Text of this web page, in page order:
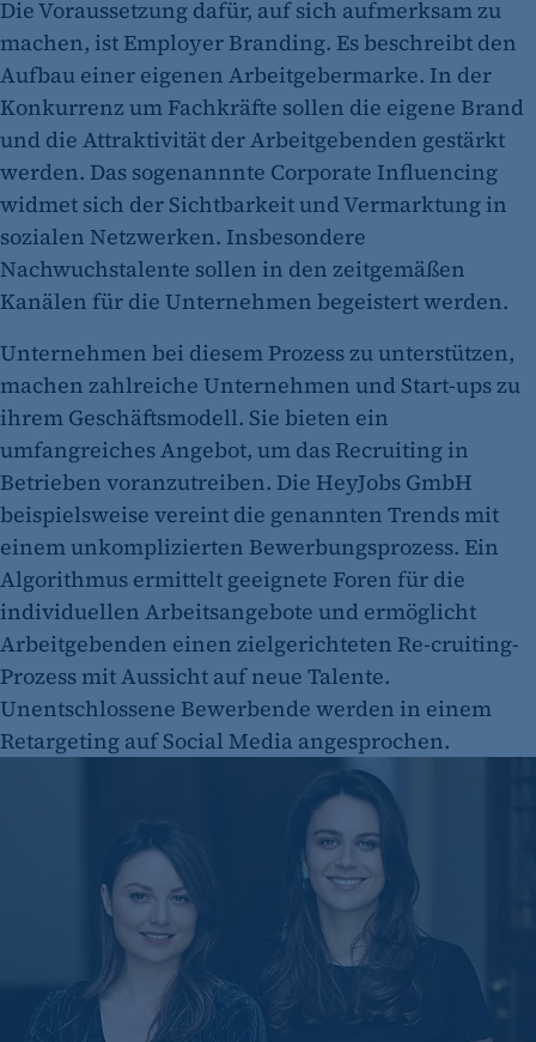
Die Voraussetzung dafür, auf sich aufmerksam zu
machen, ist Employer Branding. Es beschreibt den
Aufbau einer eigenen Arbeitgebermarke. In der
Konkurrenz um Fachkräfte sollen die eigene Brand
und die Attraktivität der Arbeitgebenden gestärkt
werden. Das sogenannnte Corporate Influencing
widmet sich der Sichtbarkeit und Vermarktung in
sozialen Netzwerken. Insbesondere
Nachwuchstalente sollen in den zeitgemäßen
Kanälen für die Unternehmen begeistert werden.
Unternehmen bei diesem Prozess zu unterstützen,
machen zahlreiche Unternehmen und Start-ups zu
ihrem Geschäftsmodell. Sie bieten ein
umfangreiches Angebot, um das Recruiting in
Betrieben voranzutreiben. Die HeyJobs GmbH
beispielsweise vereint die genannten Trends mit
einem unkomplizierten Bewerbungsprozess. Ein
Algorithmus ermittelt geeignete Foren für die
individuellen Arbeitsangebote und ermöglicht
Arbeitgebenden einen zielgerichteten Re-cruiting-
Prozess mit Aussicht auf neue Talente.
Unentschlossene Bewerbende werden in einem
Retargeting auf Social Media angesprochen.